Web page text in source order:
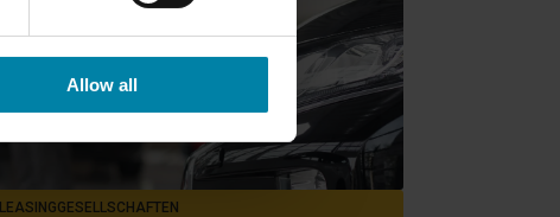
Allow all
LEASINGGESELLSCHAFTEN